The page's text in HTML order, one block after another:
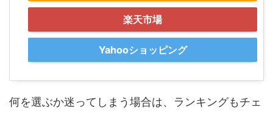
楽天市場
Yahooショッピング
何を選ぶか迷ってしまう場合は、ランキングもチェ